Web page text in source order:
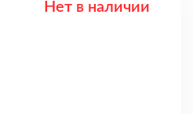
Нет в наличии